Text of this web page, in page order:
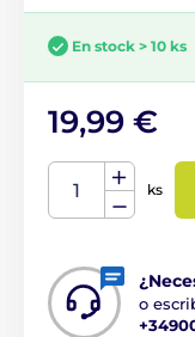
En stock > 10 ks
19,99 €
ks
o